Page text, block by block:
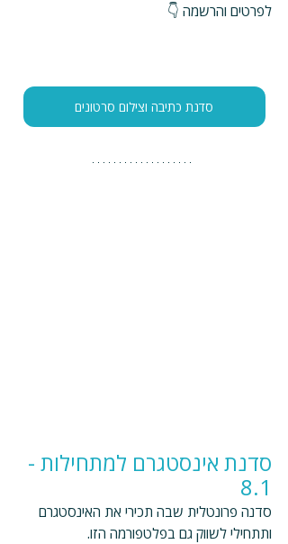
לפרטים והרשמה 👇
סדנת כתיבה וצילום סרטונים
סדנת אינסטגרם למתחילות -
8.1
סדנה פרונטלית שבה תכירי את האינסטגרם
ותתחילי לשווק גם בפלטפורמה הזו.